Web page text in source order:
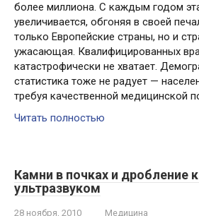
более миллиона. С каждым годом
увеличивается, обгоняя в своей
только Европейские страны, но и
ужасающая. Квалифицированных
катастрофически не хватает.
статистика тоже не радует —
требуя качественной медицинской
Читать полностью
Камни в почках и дробление
ультразвуком
28 ноября, 2010 Медицина